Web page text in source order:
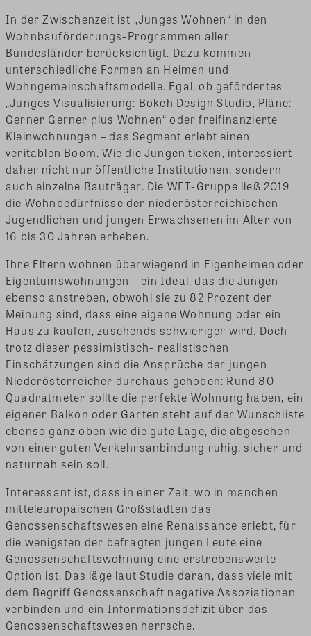
In der Zwischenzeit ist „Junges Wohnen“ in den
Wohnbauförderungs-Programmen aller
Bundesländer berücksichtigt. Dazu kommen
unterschiedliche Formen an Heimen und
Wohngemeinschaftsmodelle. Egal, ob gefördertes
„Junges Visualisierung: Bokeh Design Studio, Pläne:
Gerner Gerner plus Wohnen“ oder freifinanzierte
Kleinwohnungen – das Segment erlebt einen
veritablen Boom. Wie die Jungen ticken, interessiert
daher nicht nur öffentliche Institutionen, sondern
auch einzelne Bauträger. Die WET-Gruppe ließ 2019
die Wohnbedürfnisse der niederösterreichischen
Jugendlichen und jungen Erwachsenen im Alter von
16 bis 30 Jahren erheben.
Ihre Eltern wohnen überwiegend in Eigenheimen oder
Eigentumswohnungen – ein Ideal, das die Jungen
ebenso anstreben, obwohl sie zu 82 Prozent der
Meinung sind, dass eine eigene Wohnung oder ein
Haus zu kaufen, zusehends schwieriger wird. Doch
trotz dieser pessimistisch- realistischen
Einschätzungen sind die Ansprüche der jungen
Niederösterreicher durchaus gehoben: Rund 80
Quadratmeter sollte die perfekte Wohnung haben, ein
eigener Balkon oder Garten steht auf der Wunschliste
ebenso ganz oben wie die gute Lage, die abgesehen
von einer guten Verkehrsanbindung ruhig, sicher und
naturnah sein soll.
Interessant ist, dass in einer Zeit, wo in manchen
mitteleuropäischen Großstädten das
Genossenschaftswesen eine Renaissance erlebt, für
die wenigsten der befragten jungen Leute eine
Genossenschaftswohnung eine erstrebenswerte
Option ist. Das läge laut Studie daran, dass viele mit
dem Begriff Genossenschaft negative Assoziationen
verbinden und ein Informationsdefizit über das
Genossenschaftswesen herrsche.